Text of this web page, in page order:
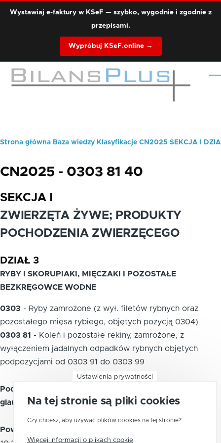
Wystawiaj e-faktury w KSeF — szybko, wygodnie i zgodnie z
przepisami.
Wypróbuj KSeF.online →
Ścieżka
Strona główna Baza wiedzy Klasyfikacje CN2025 SEKCJA I
CN2025 - 0303 81 40
SEKCJA I
ZWIERZĘTA ŻYWE; PRODUKTY
POCHODZENIA ZWIERZĘCEGO
DZIAŁ 3
RYBY I SKORUPIAKI, MIĘCZAKI I POZOSTAŁE
BEZKRĘGOWCE WODNE
0303 - Ryby zamrożone (z wył. filetów rybnych oraz
pozostałego mięsa rybiego, objętych pozycją 0304)
0303 81
- Koleń i pozostałe rekiny, zamrożone, z
wyłączeniem jadalnych odpadków rybnych objętych
podpozycjami od 0303 91 do 0303 99
Podpozycja CN 0303 81 40 - Żarłacz błękitny (Prionace
glauca), zamrożony
Powiązane kody PKWiU 2015
Ustawienia prywatności
Na tej stronie są pliki cookies
Czy chcesz, aby używać plików cookies na tej stronie?
Więcej informacji o plikach cookie